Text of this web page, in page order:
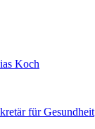
Koch
für Gesundheit